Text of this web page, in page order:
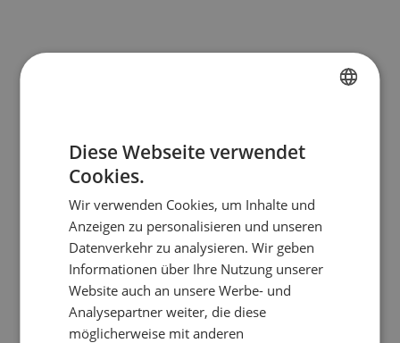
€19,42TVA Incl.
DUTCH
GERMAN
ITALIAN
Diese Webseite verwendet
Cookies.
Wir verwenden Cookies, um Inhalte und
Anzeigen zu personalisieren und unseren
Datenverkehr zu analysieren. Wir geben
Informationen über Ihre Nutzung unserer
Website auch an unsere Werbe- und
Analysepartner weiter, die diese
möglicherweise mit anderen